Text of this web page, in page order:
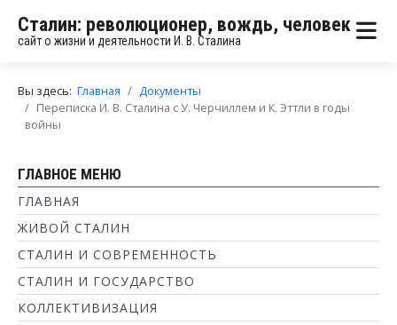
Сталин: революционер, вождь, человек
сайт о жизни и деятельности И. В. Сталина
Вы здесь: Главная
Документы
Переписка И. В. Сталина с У. Черчиллем и К. Эттли в годы
войны
ГЛАВНОЕ МЕНЮ
ГЛАВНАЯ
ЖИВОЙ СТАЛИН
СТАЛИН И СОВРЕМЕННОСТЬ
СТАЛИН И ГОСУДАРСТВО
КОЛЛЕКТИВИЗАЦИЯ